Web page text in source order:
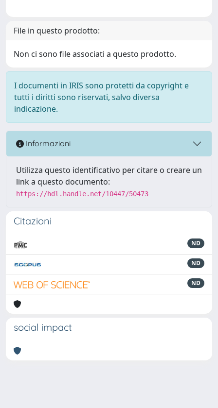
File in questo prodotto:
Non ci sono file associati a questo prodotto.
I documenti in IRIS sono protetti da copyright e
tutti i diritti sono riservati, salvo diversa
indicazione.
Informazioni
Utilizza questo identificativo per citare o creare un
link a questo documento:
https://hdl.handle.net/10447/50473
Citazioni
ND
ND
ND
social impact